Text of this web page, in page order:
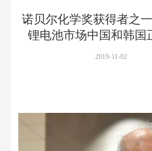
诺贝尔化学奖获得者之
锂电池市场中国和韩国
2019-11-02